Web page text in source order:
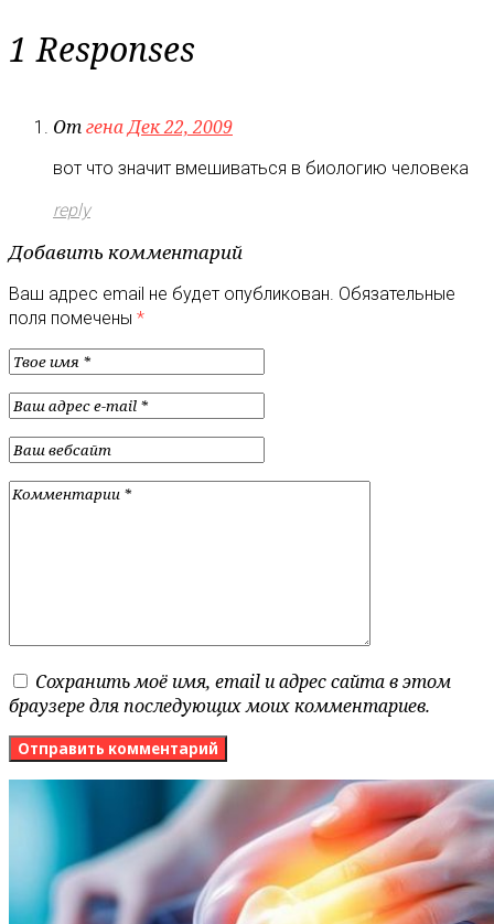
1 Responses
ОтгенаДек 22, 2009
вот что значит вмешиваться в биологию человека
reply
Добавить комментарий
Ваш адрес email не будет опубликован. Обязательные
поля помечены *
Сохранить моё имя, email и адрес сайта в этом
браузере для последующих моих комментариев.